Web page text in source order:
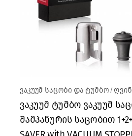
ვაკუუმ საცობი და ტუმბო
ვაკუუმ ტუმბო ვაკუუმ
შამპანურის საცობით